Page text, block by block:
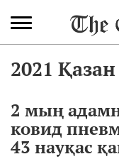
2021 Қазан
2 мың
ковид
43 науқас